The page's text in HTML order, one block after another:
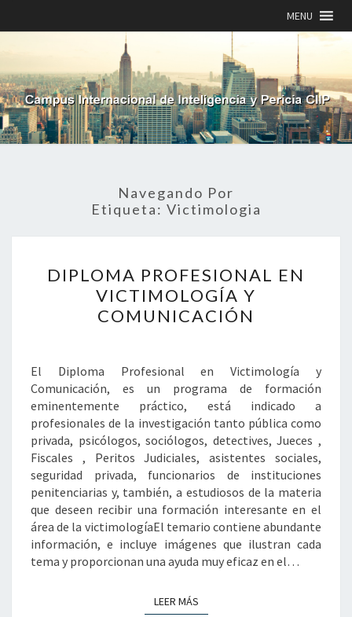
MENU
Navegando Por
Etiqueta: Victimologia
PROFESIONAL
EN
VICTIMOLOGÍA
Y
DIPLOMA PROFESIONAL EN
VICTIMOLOGÍA Y
COMUNICACIÓN
El Diploma Profesional en Victimología y
Comunicación, es un programa de formación
eminentemente práctico, está indicado a
profesionales de la investigación tanto pública como
privada, psicólogos, sociólogos, detectives, Jueces ,
Fiscales , Peritos Judiciales, asistentes sociales,
seguridad privada, funcionarios de instituciones
penitenciarias y, también, a estudiosos de la materia
que deseen recibir una formación interesante en el
área de la victimologíaEl temario contiene abundante
información, e incluye imágenes que ilustran cada
tema y proporcionan una ayuda muy eficaz en el…
LEER MÁSLEER MÁS